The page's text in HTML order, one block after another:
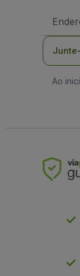
de
Ao